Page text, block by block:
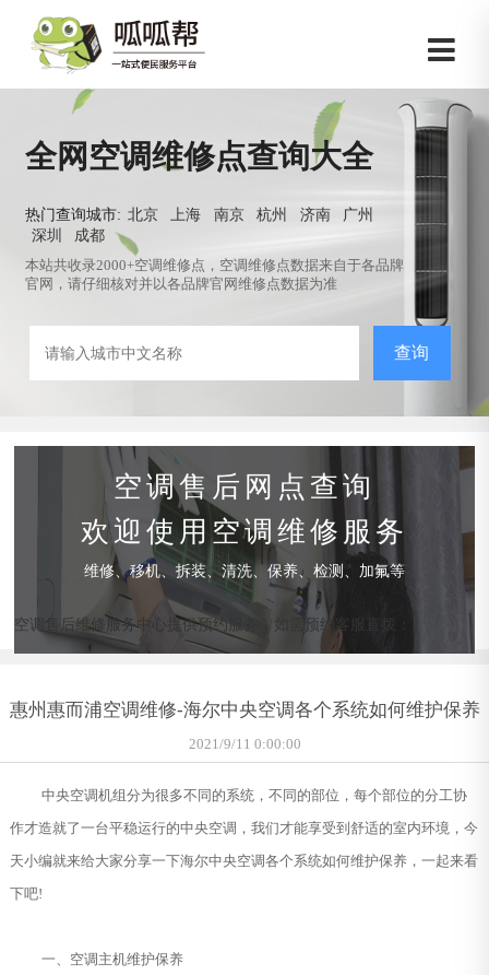
全网空调维修点查询大全
热门查询城市: 北京 上海 南京 杭州 济南
广州
深圳
成都
本站共收录2000+空调维修点，空调维修点数据来自于各品牌
官网，请仔细核对并以各品牌官网维修点数据为准
查询
空调售后网点查询
欢迎使用空调维修服务
维修、移机、拆装、清洗、保养、检测、加氟等
空调售后维修服务中心提供预约服务，如需预约客服直拨：
惠州惠而浦空调维修-海尔中央空调各个系统如何维护保养
2021/9/11 0:00:00
中央空调机组分为很多不同的系统，不同的部位，每个部位的分工协
作才造就了一台平稳运行的中央空调，我们才能享受到舒适的室内环境，今
天小编就来给大家分享一下海尔中央空调各个系统如何维护保养，一起来看
下吧!
一、空调主机维护保养